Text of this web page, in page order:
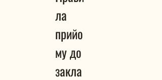
ла
прийо
му до
закла